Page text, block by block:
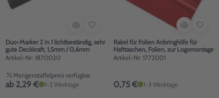
Duo-Marker 2 in 1 lichtbeständig, sehr
gute Deckkraft, 1,5mm / 0,6mm
Artikel-Nr: 1870020
Mengenstaffelpreis verfügbar
ab 2,29 € 1-2 Werktage
Rakel für Folien Anbringhilfe für
Hafttaschen, Folien, zur Logomontage
Artikel-Nr: 1772001
0,75 € 1-3 Werktage